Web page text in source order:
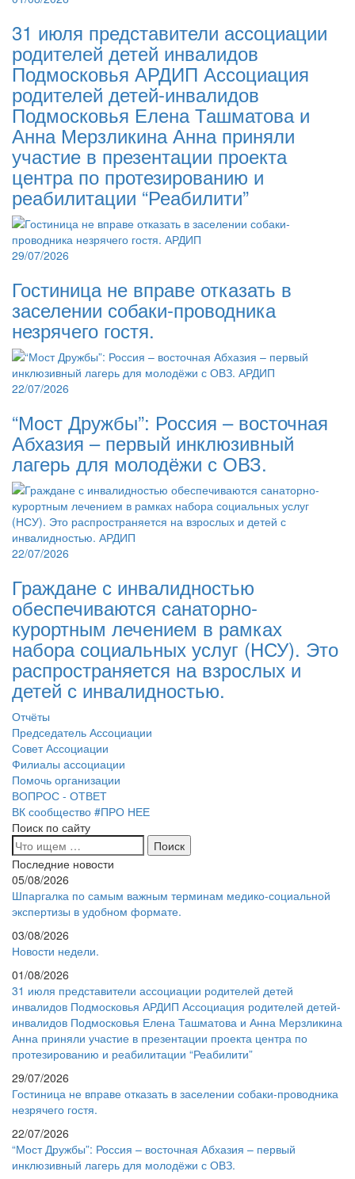
31 июля представители ассоциации
родителей детей инвалидов
Подмосковья АРДИП Ассоциация
родителей детей-инвалидов
Подмосковья Елена Ташматова и
Анна Мерзликина Анна приняли
участие в презентации проекта
центра по протезированию и
реабилитации “Реабилити”
29/07/2026
Гостиница не вправе отказать в
заселении собаки-проводника
незрячего гостя.
22/07/2026
“Мост Дружбы”: Россия – восточная
Абхазия – первый инклюзивный
лагерь для молодёжи с ОВЗ.
22/07/2026
Граждане с инвалидностью
обеспечиваются санаторно-
курортным лечением в рамках
набора социальных услуг (НСУ). Это
распространяется на взрослых и
детей с инвалидностью.
Отчёты
Председатель Ассоциации
Совет Ассоциации
Филиалы ассоциации
Помочь организации
ВОПРОС - ОТВЕТ
ВК сообщество #ПРО НЕЕ
Поиск по сайту
Последние новости
05/08/2026
Шпаргалка по самым важным терминам медико-социальной
экспертизы в удобном формате.
03/08/2026
Новости недели.
01/08/2026
31 июля представители ассоциации родителей детей
инвалидов Подмосковья АРДИП Ассоциация родителей детей-
инвалидов Подмосковья Елена Ташматова и Анна Мерзликина
Анна приняли участие в презентации проекта центра по
протезированию и реабилитации “Реабилити”
29/07/2026
Гостиница не вправе отказать в заселении собаки-проводника
незрячего гостя.
22/07/2026
“Мост Дружбы”: Россия – восточная Абхазия – первый
инклюзивный лагерь для молодёжи с ОВЗ.